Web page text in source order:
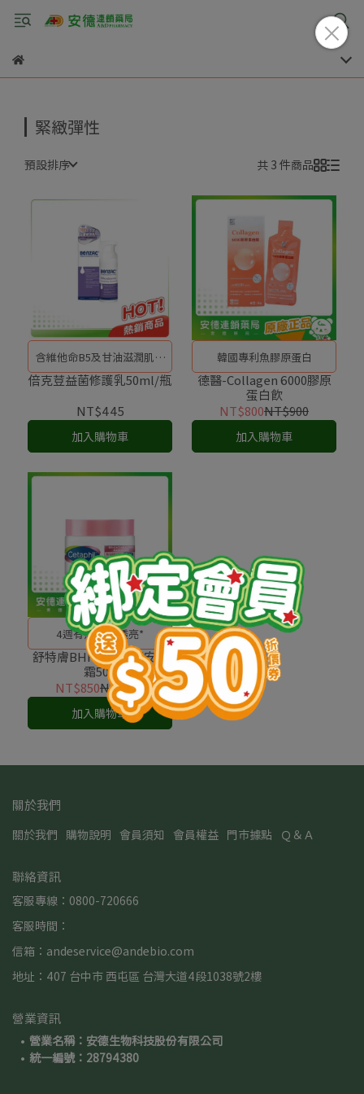
緊緻彈性
預設排序 共 3 件商品
含維他命B5及甘油滋潤肌膚
且不致粉刺
倍克荳益菌修護乳50ml/瓶
NT$445
加入購物車
韓國專利魚膠原蛋白
德醫-Collagen 6000膠原
蛋白飲
NT$800NT$900
加入購物車
4週有感 淨白透亮*
舒特膚BHR淨白調理安撫
霜50G
NT$850NT$990
加入購物車
關於我們
關於我們 購物說明 會員須知 會員權益 門市據點 Ｑ＆Ａ
聯絡資訊
客服專線：0800-720666
客服時間：
信箱：andeservice@andebio.com
地址：407 台中市 西屯區 台灣大道4段1038號2樓
營業資訊
營業名稱：安德生物科技股份有限公司
統一編號：28794380